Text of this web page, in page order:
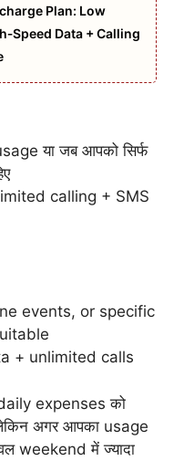
Plan: Low
Data + Calling
या जब आपको सिर्फ
calling + SMS
events, or specific
+ unlimited calls
expenses को
अगर आपका usage
weekend में ज्यादा